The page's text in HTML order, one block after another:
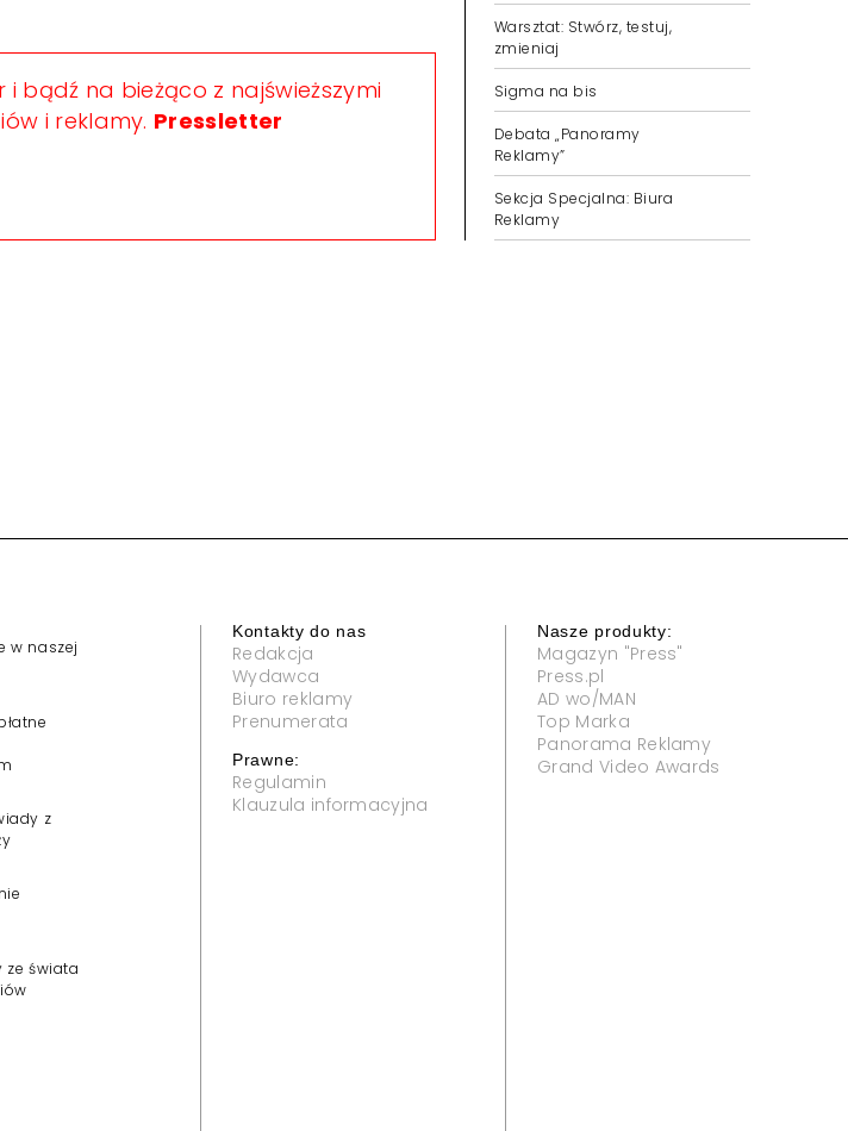
bądź na bieżąco z najświeższymi
i reklamy. Pressletter
Warsztat: Stwórz, testuj,
zmieniaj
Sigma na bis
Debata „Panoramy
Reklamy”
Sekcja Specjalna: Biura
Reklamy
w naszej
z
ze świata
Kontakty do nas
Redakcja
Wydawca
Biuro reklamy
Prenumerata
Prawne:
Regulamin
Klauzula informacyjna
Nasze produkty:
Magazyn "Press"
Press.pl
AD wo/MAN
Top Marka
Panorama Reklamy
Grand Video Awards